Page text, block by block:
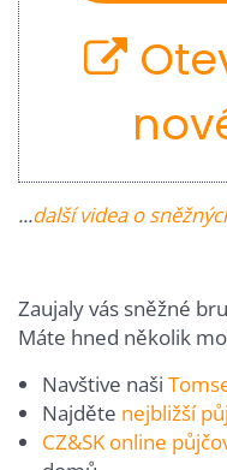
...další videa o
Zaujaly vás sněžné
Máte hned několik
Navštive naši
Najděte nejbližší
CZ&SK online